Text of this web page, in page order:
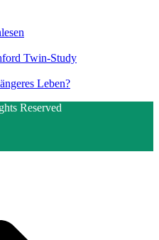
Twin-Study
Leben?
Reserved